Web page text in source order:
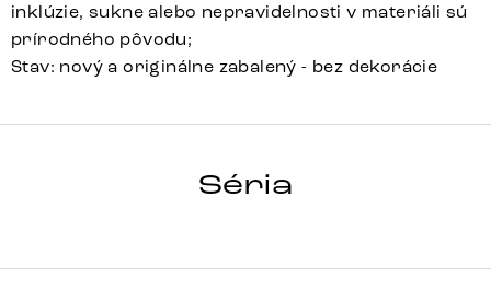
inklúzie, sukne alebo nepravidelnosti v materiáli sú
prírodného pôvodu;
Stav: nový a originálne zabalený - bez dekorácie
Séria